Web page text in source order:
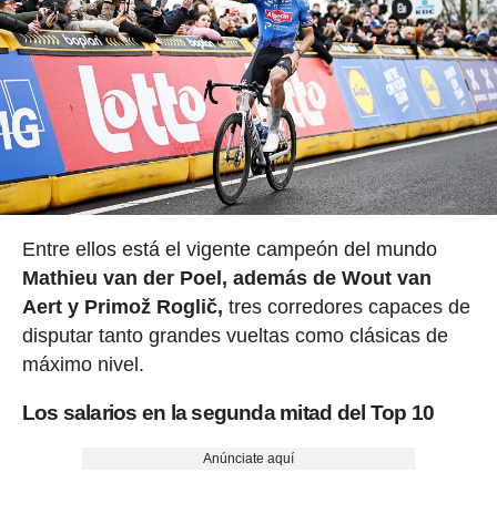
Entre ellos está el vigente campeón del mundo
Mathieu van der Poel, además de Wout van
Aert y Primož Roglič, tres corredores capaces de
disputar tanto grandes vueltas como clásicas de
máximo nivel.
Los salarios en la segunda mitad del Top 10
Anúnciate aquí